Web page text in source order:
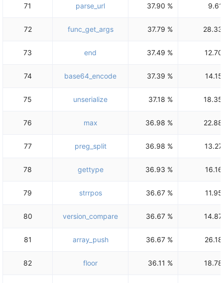
71 parse_url 37.90 % 9.61
72 func_get_args 37.79 % 28.33
73 end 37.49 % 12.70
74 base64_encode 37.39 % 14.15
75 unserialize 37.18 % 18.35
76 max 36.98 % 22.88
77 preg_split 36.98 % 13.27
78 gettype 36.93 % 16.16
79 strrpos 36.67 % 11.95
80 version_compare 36.67 % 14.87
81 array_push 36.67 % 26.18
82 floor 36.11 % 18.78